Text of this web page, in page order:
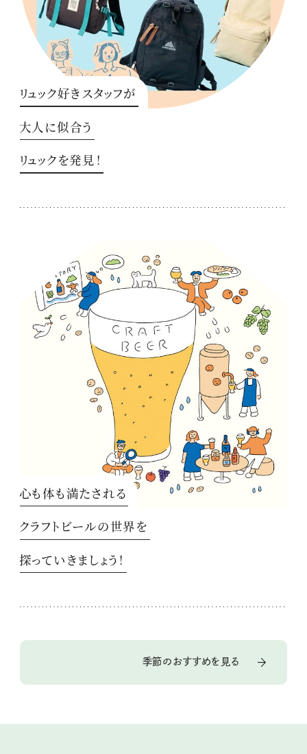
リュック好きスタッフが
大人に似合う
リュックを発見！
心も体も満たされる
クラフトビールの世界を
探っていきましょう！
季節のおすすめを見る